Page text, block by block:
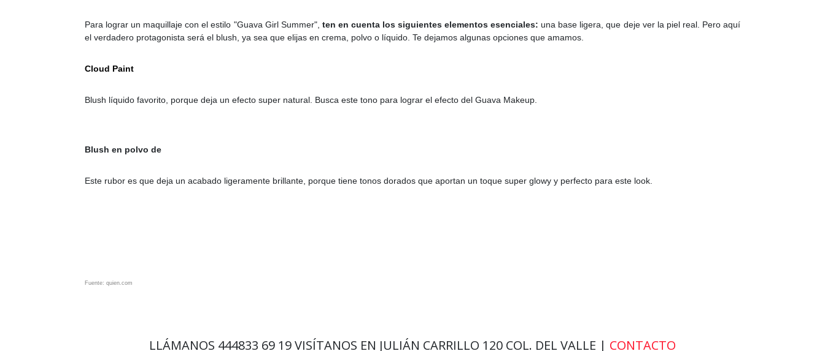
Para lograr un maquillaje con el estilo "Guava Girl Summer", ten en cuenta los siguientes elementos esenciales: una base ligera, que deje ver la piel real. Pero aquí
el verdadero protagonista será el blush, ya sea que elijas en crema, polvo o líquido. Te dejamos algunas opciones que amamos.
Cloud Paint
Blush líquido favorito, porque deja un efecto super natural. Busca este tono para lograr el efecto del Guava Makeup.
Blush en polvo de
Este rubor es que deja un acabado ligeramente brillante, porque tiene tonos dorados que aportan un toque super glowy y perfecto para este look.
Fuente: quien.com
LLÁMANOS 444833 69 19VISÍTANOS EN JULIÁN CARRILLO 120 COL. DEL VALLE | CONTACTO